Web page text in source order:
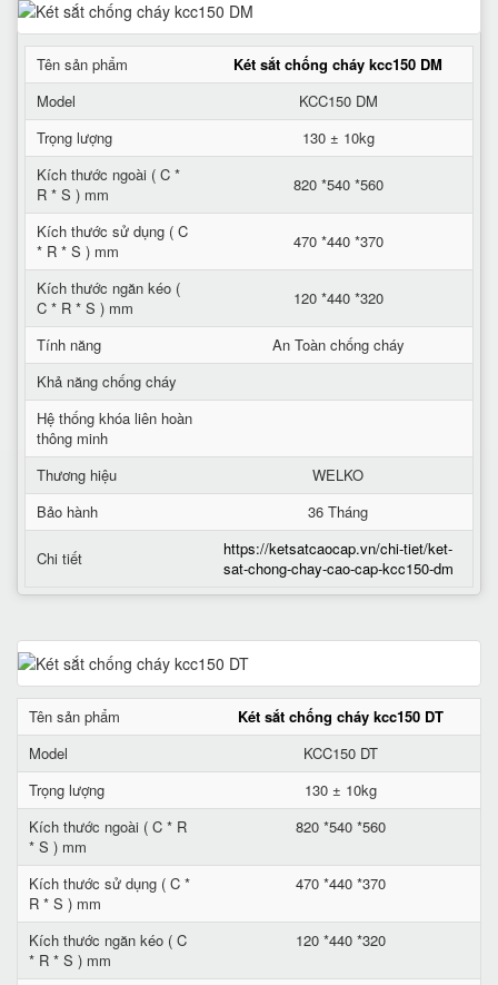
Tên sản phẩm
Két sắt chống cháy kcc150 DM
Model
KCC150 DM
Trọng lượng
130 ± 10kg
Kích thước ngoài ( C *
R * S ) mm
820 *540 *560
Kích thước sử dụng ( C
* R * S ) mm
470 *440 *370
Kích thước ngăn kéo (
C * R * S ) mm
120 *440 *320
Tính năng
An Toàn chống cháy
Khả năng chống cháy
Hệ thống khóa liên hoàn
thông minh
Thương hiệu
WELKO
Bảo hành
36 Tháng
Chi tiết
https://ketsatcaocap.vn/chi-tiet/ket-
sat-chong-chay-cao-cap-kcc150-dm
Tên sản phẩm
Két sắt chống cháy kcc150 DT
Model
KCC150 DT
Trọng lượng
130 ± 10kg
Kích thước ngoài ( C * R
* S ) mm
820 *540 *560
Kích thước sử dụng ( C *
R * S ) mm
470 *440 *370
Kích thước ngăn kéo ( C
* R * S ) mm
120 *440 *320